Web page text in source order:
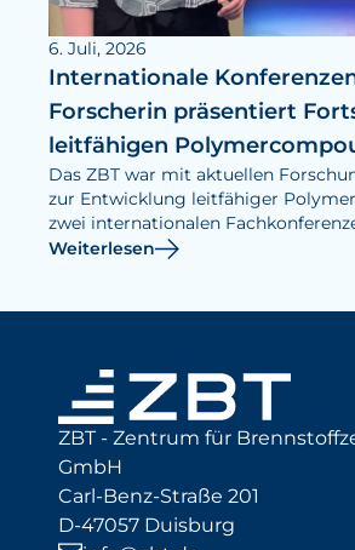
6. Juli, 2026
Internationale
Forscherin präsentiert
leitfähigen
Das ZBT war mit aktuellen
zur Entwicklung leitfähiger
zwei internationalen
Weiterlesen
ZBT - Zentrum für
GmbH
Carl-Benz-Straße 201
D-47057 Duisburg